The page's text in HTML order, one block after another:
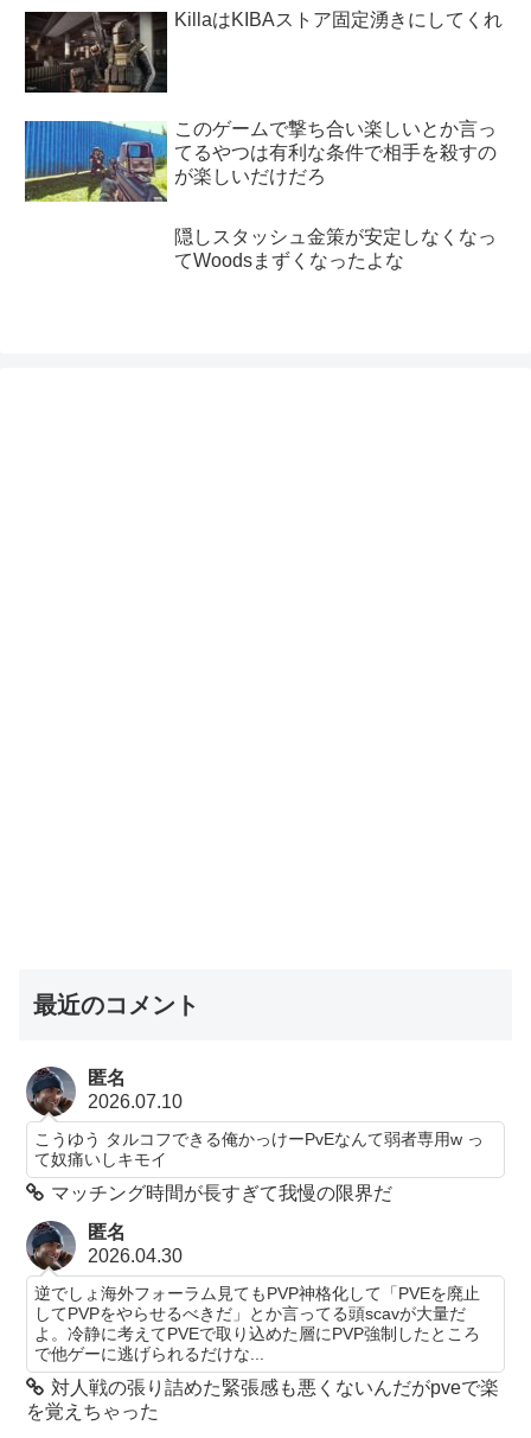
KillaはKIBAストア固定湧きにしてくれ
このゲームで撃ち合い楽しいとか言っ
てるやつは有利な条件で相手を殺すの
が楽しいだけだろ
隠しスタッシュ金策が安定しなくなっ
てWoodsまずくなったよな
最近のコメント
匿名
2026.07.10
こうゆう タルコフできる俺かっけーPvEなんて弱者専用w っ
て奴痛いしキモイ
マッチング時間が長すぎて我慢の限界だ
匿名
2026.04.30
逆でしょ海外フォーラム見てもPVP神格化して「PVEを廃止
してPVPをやらせるべきだ」とか言ってる頭scavが大量だ
よ。冷静に考えてPVEで取り込めた層にPVP強制したところ
で他ゲーに逃げられるだけな...
対人戦の張り詰めた緊張感も悪くないんだがpveで楽
を覚えちゃった